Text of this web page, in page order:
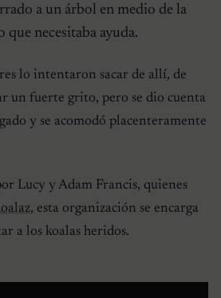
a un árbol en medio de la
que necesitaba ayuda.
lo intentaron sacar de allí, de
un fuerte grito, pero se dio cuenta
y se acomodó placenteramente
Lucy y Adam Francis, quienes
, esta organización se encarga
a los koalas heridos.